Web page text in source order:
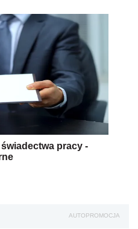
pracy -
AUTOPROMOCJA